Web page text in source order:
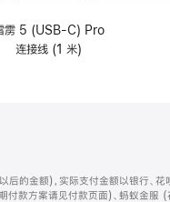
雳 5 (USB-C) Pro
连接线 (1 米)
的金额)，实际支付金额以银行、
付款方案请见付款页面)、蚂蚁金